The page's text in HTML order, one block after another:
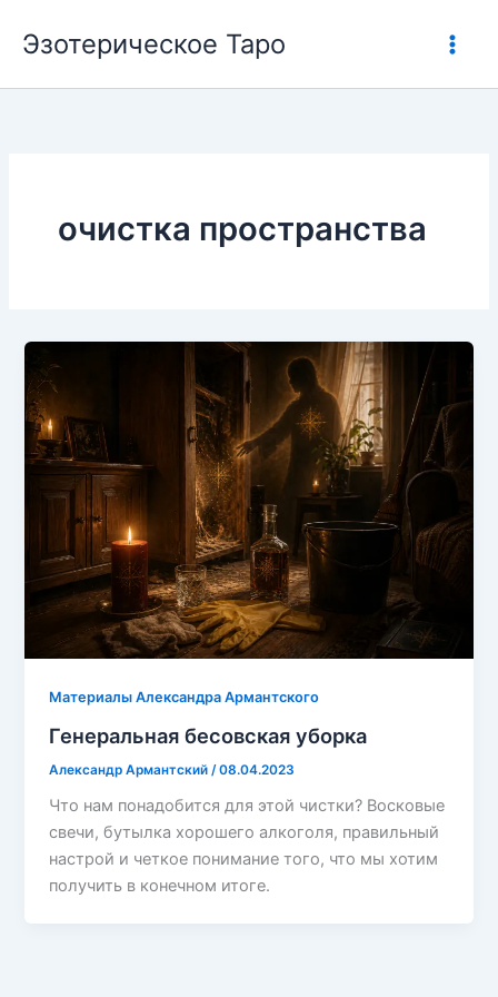
содержимому
Эзотерическое Таро
очистка пространства
Материалы Александра Армантского
Генеральная бесовская уборка
Александр Армантский /08.04.2023
Что нам понадобится для этой чистки? Восковые
свечи, бутылка хорошего алкоголя, правильный
настрой и четкое понимание того, что мы хотим
получить в конечном итоге.